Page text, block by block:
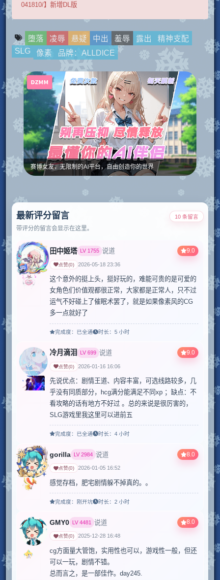
041810/】新增DL版
堕落 凌辱 悬疑 中出 羞辱 露出
精神支配
SLG
像素 品牌：ALLDICE
赛博女友，无限制的AI平台，自由创造你的世界
最新评分留言
带评分的留言会显示在这里。
10 条留言
9.0
田中姬塔 LV 1755 说道
点赞(0) 2026-05-18 23:36
这个意外的挺上头，挺好玩的，难能可贵的是可爱的
女角色们价值观都很正常，大家都是正常人，只不过
运气不好碰上了催眠术罢了，就是如果像素风的CG
多一点就好了
完成度： 已全通 时长： 5 小时
9.0
冷月滴泪 LV699 说道
点赞(0) 2026-01-16 16:06
先说优点：剧情王道、内容丰富，可选线路较多，几
乎没有同质部分，hcg满分能满足不同xp ；缺点：不
看攻略的话有地方不好过 。总的来说是很厉害的，
SLG游戏里我这里可以进前五
完成度： 已全通 时长： 4 小时
8.0
gorilla LV2984 说道
点赞(0) 2026-01-05 16:52
感觉存档，肥宅剧情躲不掉真的。。
完成度： 刚开坑 时长： 2 小时
8.0
GMY0 LV4481 说道
点赞(0) 2025-12-28 16:48
cg方面量大管饱，实用性也可以，游戏性一般，但还
可以一玩，剧情不错。
总而言之，是一部佳作。day245.